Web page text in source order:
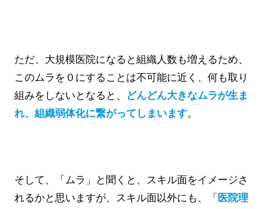
ただ、大規模医院になると組織人数も増えるため、
このムラを０にすることは不可能に近く、何も取り
組みをしないとなると、
どんどん大きなムラが生ま
れ、組織弱体化に繋がってしまいます。
そして、「ムラ」と聞くと、スキル面をイメージさ
れるかと思いますが、スキル面以外にも、「 医院理